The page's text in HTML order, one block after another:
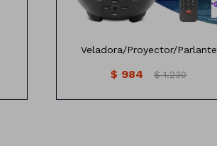
Veladora/Proyector/Parlante
$ 984 $ 1.230